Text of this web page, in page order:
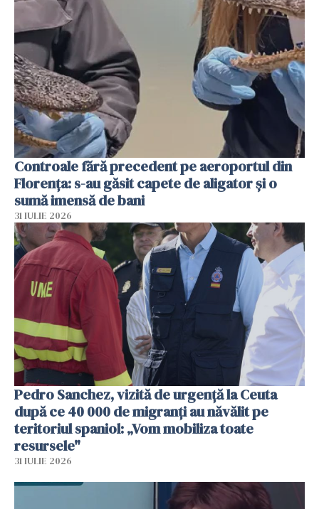
Controale fără precedent pe aeroportul din
Florența: s-au găsit capete de aligator și o
sumă imensă de bani
31 IULIE 2026
Pedro Sanchez, vizită de urgență la Ceuta
după ce 40 000 de migranți au năvălit pe
teritoriul spaniol: „Vom mobiliza toate
resursele"
31 IULIE 2026